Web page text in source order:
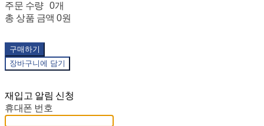
주문 수량
0개
총 상품 금액 0원
구매하기
장바구니에 담기
재입고 알림 신청
휴대폰 번호